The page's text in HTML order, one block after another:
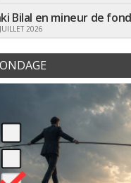
Bilal en mineur de
2026